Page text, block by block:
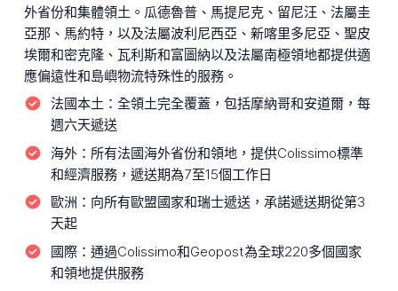
外省份和集體領土。瓜德魯普、馬提尼克、留尼汪、法屬圭
亞那、馬約特，以及法屬波利尼西亞、新喀里多尼亞、聖皮
埃爾和密克隆、瓦利斯和富圖納以及法屬南極領地都提供適
應偏遠性和島嶼物流特殊性的服務。
法國本土： 全領土完全覆蓋，包括摩納哥和安道爾，每
週六天遞送
海外： 所有法國海外省份和領地，提供Colissimo標準
和經濟服務，遞送期為7至15個工作日
歐洲： 向所有歐盟國家和瑞士遞送，承諾遞送期從第3
天起
國際： 通過Colissimo和Geopost為全球220多個國家
和領地提供服務